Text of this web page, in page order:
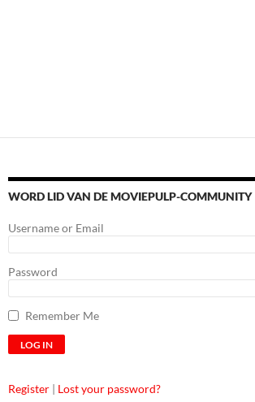
WORD LID VAN DE MOVIEPULP-COMMUNITY
Username or Email
Password
Remember Me
Register | Lost your password?